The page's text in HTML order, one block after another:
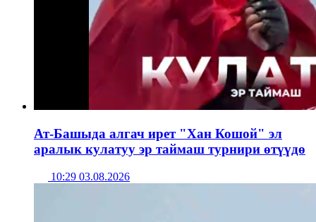
Ат-Башыда алгач ирет "Хан Кошой" эл
аралык кулатуу эр таймаш турнири өтүүдө
10:29 03.08.2026